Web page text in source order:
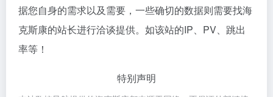
据您自身的需求以及需要，一些确切的数据则需要找海
克斯康的站长进行洽谈提供。如该站的IP、PV、跳出
率等！
特别声明